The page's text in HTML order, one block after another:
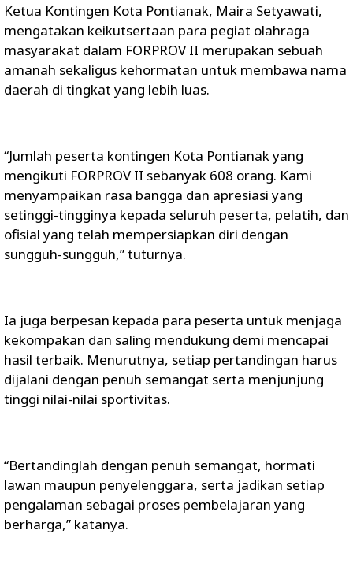
Ketua Kontingen Kota Pontianak, Maira Setyawati,
mengatakan keikutsertaan para pegiat olahraga
masyarakat dalam FORPROV II merupakan sebuah
amanah sekaligus kehormatan untuk membawa nama
daerah di tingkat yang lebih luas.
“Jumlah peserta kontingen Kota Pontianak yang
mengikuti FORPROV II sebanyak 608 orang. Kami
menyampaikan rasa bangga dan apresiasi yang
setinggi-tingginya kepada seluruh peserta, pelatih, dan
ofisial yang telah mempersiapkan diri dengan
sungguh-sungguh,” tuturnya.
Ia juga berpesan kepada para peserta untuk menjaga
kekompakan dan saling mendukung demi mencapai
hasil terbaik. Menurutnya, setiap pertandingan harus
dijalani dengan penuh semangat serta menjunjung
tinggi nilai-nilai sportivitas.
“Bertandinglah dengan penuh semangat, hormati
lawan maupun penyelenggara, serta jadikan setiap
pengalaman sebagai proses pembelajaran yang
berharga,” katanya.